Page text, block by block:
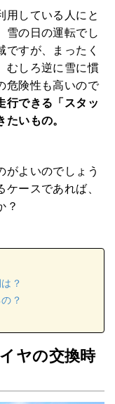
用している人にと
雪の日の運転でし
ですが、まったく
むしろ逆に雪に慣
危険性も高いので
行できる「スタッ
たいもの。
がよいのでしょう
ースであれば、
？
？
？
ヤの交換時